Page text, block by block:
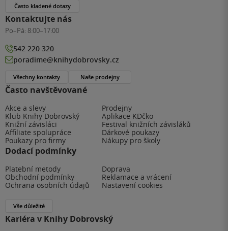
Často navštěvované
Akce a slevy
Prodejny
Klub Knihy Dobrovský
Aplikace KDčko
Knižní závisláci
Festival knižních závisláků
Affiliate spolupráce
Dárkové poukazy
Poukazy pro firmy
Nákupy pro školy
Dodací podmínky
Platební metody
Doprava
Obchodní podmínky
Reklamace a vrácení
Ochrana osobních údajů
Nastavení cookies
Vše důležité
Kariéra v Knihy Dobrovský
Často kladené dotazy
Kontaktujte nás
Po–Pá: 8:00–17:00
542 220 320
poradime@knihydobrovsky.cz
Všechny kontakty Naše prodejny